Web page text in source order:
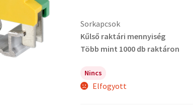
Sorkapcsok
Kűlső raktári mennyiség
Több mint 1000 db raktáron
Nincs
Elfogyott